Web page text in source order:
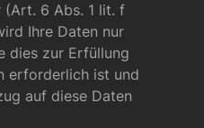
(Art. 6 Abs. 1 lit. f
Ihre Daten nur
dies zur Erfüllung
erforderlich ist und
auf diese Daten